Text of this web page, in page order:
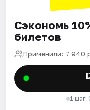
Сэкономь
билетов
Применили: 7 940
1 шаг.